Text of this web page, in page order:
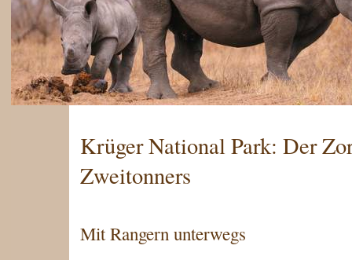
Krüger National Park: Der
Zweitonners
Mit Rangern unterwegs